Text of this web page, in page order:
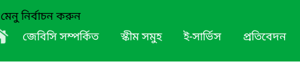
মেনু নির্বাচন করুন
জেবিসি সম্পর্কিত
স্কীম সমুহ ই-সার্ভিস প্রতিবেদন